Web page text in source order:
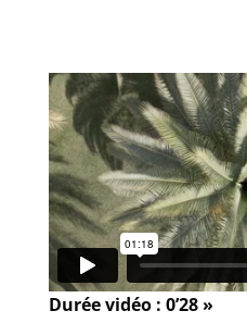
Duréevidéo : 0’28 »